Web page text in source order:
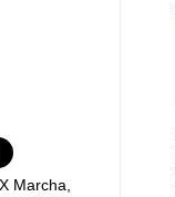
Marcha,